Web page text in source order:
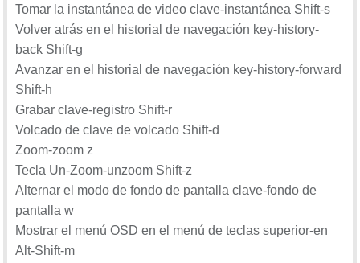
Tomar la instantánea de video clave-instantánea Shift-s
Volver atrás en el historial de navegación key-history-
back Shift-g
Avanzar en el historial de navegación key-history-forward
Shift-h
Grabar clave-registro Shift-r
Volcado de clave de volcado Shift-d
Zoom-zoom z
Tecla Un-Zoom-unzoom Shift-z
Alternar el modo de fondo de pantalla clave-fondo de
pantalla w
Mostrar el menú OSD en el menú de teclas superior-en
Alt-Shift-m